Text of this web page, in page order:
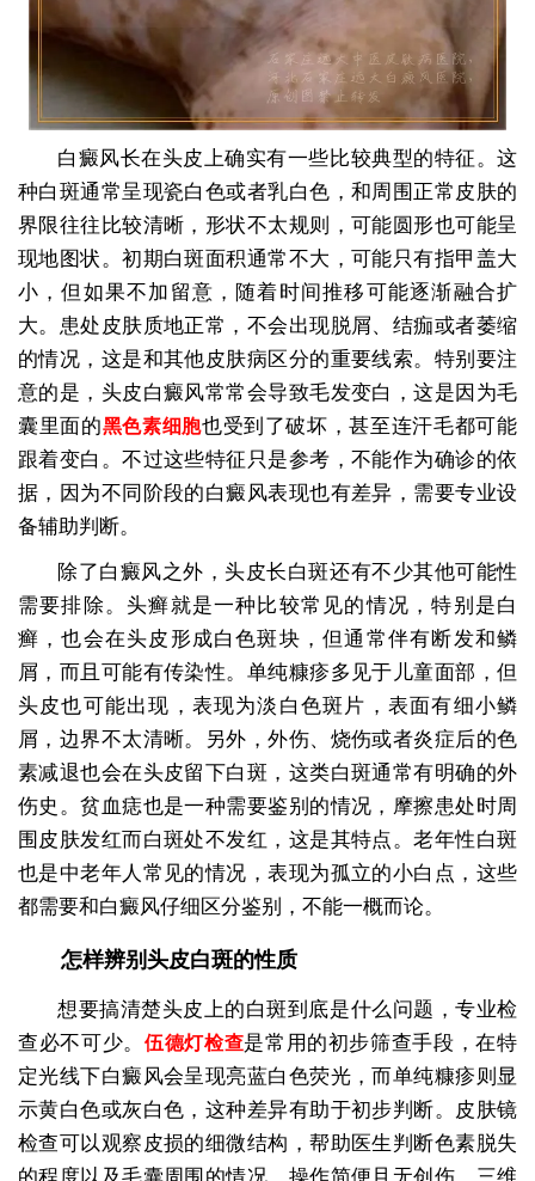
白癜风长在头皮上确实有一些比较典型的特征。这
种白斑通常呈现瓷白色或者乳白色，和周围正常皮肤的
界限往往比较清晰，形状不太规则，可能圆形也可能呈
现地图状。初期白斑面积通常不大，可能只有指甲盖大
小，但如果不加留意，随着时间推移可能逐渐融合扩
大。患处皮肤质地正常，不会出现脱屑、结痂或者萎缩
的情况，这是和其他皮肤病区分的重要线索。特别要注
意的是，头皮白癜风常常会导致毛发变白，这是因为毛
囊里面的黑色素细胞也受到了破坏，甚至连汗毛都可能
跟着变白。不过这些特征只是参考，不能作为确诊的依
据，因为不同阶段的白癜风表现也有差异，需要专业设
备辅助判断。
除了白癜风之外，头皮长白斑还有不少其他可能性
需要排除。头癣就是一种比较常见的情况，特别是白
癣，也会在头皮形成白色斑块，但通常伴有断发和鳞
屑，而且可能有传染性。单纯糠疹多见于儿童面部，但
头皮也可能出现，表现为淡白色斑片，表面有细小鳞
屑，边界不太清晰。另外，外伤、烧伤或者炎症后的色
素减退也会在头皮留下白斑，这类白斑通常有明确的外
伤史。贫血痣也是一种需要鉴别的情况，摩擦患处时周
围皮肤发红而白斑处不发红，这是其特点。老年性白斑
也是中老年人常见的情况，表现为孤立的小白点，这些
都需要和白癜风仔细区分鉴别，不能一概而论。
怎样辨别头皮白斑的性质
想要搞清楚头皮上的白斑到底是什么问题，专业检
查必不可少。 伍德灯检查是常用的初步筛查手段，在特
定光线下白癜风会呈现亮蓝白色荧光，而单纯糠疹则显
示黄白色或灰白色，这种差异有助于初步判断。皮肤镜
检查可以观察皮损的细微结构，帮助医生判断色素脱失